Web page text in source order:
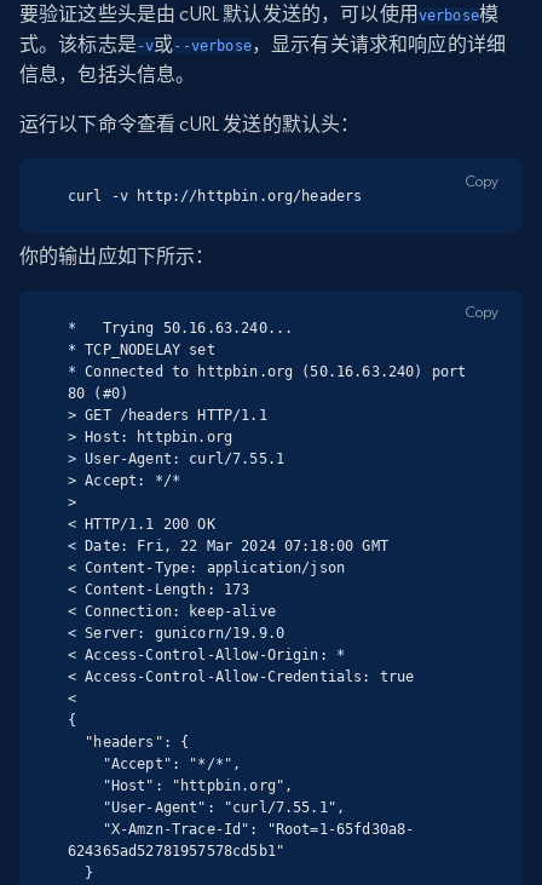
要验证这些头是由 cURL 默认发送的，可以使用 verbose模
式。该标志是 -v或--verbose，显示有关请求和响应的详细
信息，包括头信息。
运行以下命令查看 cURL 发送的默认头：
curl -v http://httpbin.org/headers
Copy
你的输出应如下所示：
*   Trying 50.16.63.240...
* TCP_NODELAY set
* Connected to httpbin.org (50.16.63.240) port
80 (#0)
> GET /headers HTTP/1.1
> Host: httpbin.org
> User-Agent: curl/7.55.1
> Accept: */*
>
< HTTP/1.1 200 OK
< Date: Fri, 22 Mar 2024 07:18:00 GMT
< Content-Type: application/json
< Content-Length: 173
< Connection: keep-alive
< Server: gunicorn/19.9.0
< Access-Control-Allow-Origin: *
< Access-Control-Allow-Credentials: true
<
{
624365ad52781957578cd5b1"
Copy